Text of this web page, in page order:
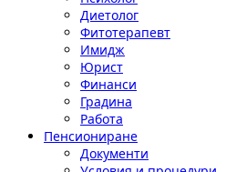
Диетолог
Фитотерапевт
Имидж
Юрист
Финанси
Градина
Работа
Пенсиониране
Документи